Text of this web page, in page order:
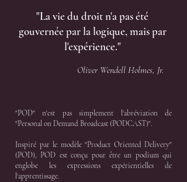
"La vie du droit n'a pas été
gouvernée par la logique, mais par
l'expérience."
Oliver Wendell Holmes, Jr.
"POD" n'est pas simplement l'abréviation de
"Personal on Demand Broadcast (PODCAST)".
Inspiré par le modèle "Product Oriented Delivery"
(POD), POD est conçu pour être un podium qui
englobe les expressions expérientielles de
l'apprentissage.